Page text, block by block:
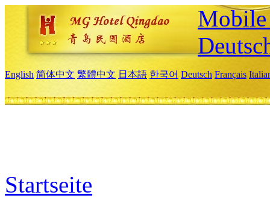
English 简体中文 繁體中文 日本語 한국어 Deutsch Français
Startseite